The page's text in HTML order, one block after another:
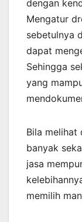
dengan
Mengatur
sebetulnya
dapat
Sehingga
yang
Bila melihat
banyak
jasa
memilih